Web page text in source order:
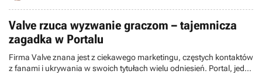
Steam.
Valve rzuca wyzwanie graczom – tajemnicza
zagadka w Portalu
Firma Valve znana jest z ciekawego marketingu, częstych kontaktów
z fanami i ukrywania w swoich tytułach wielu odniesień. Portal, jeden